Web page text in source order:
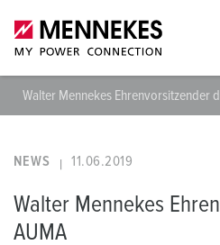
Walter Mennekes Ehrenvorsitzender
NEWS 11.06.2019
Walter Mennekes
AUMA